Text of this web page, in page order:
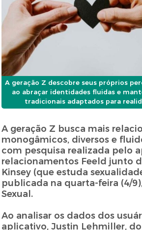
A geração Z descobre seus próprios
ao abraçar identidades fluidas e
tradicionais adaptados para
A geração Z busca mais
monogâmicos, diversos e
com pesquisa realizada pelo
relacionamentos Feeld junto
Kinsey (que estuda
publicada na quarta-feira (4/
Sexual.
Ao analisar os dados dos
aplicativo, Justin Lehmiller,